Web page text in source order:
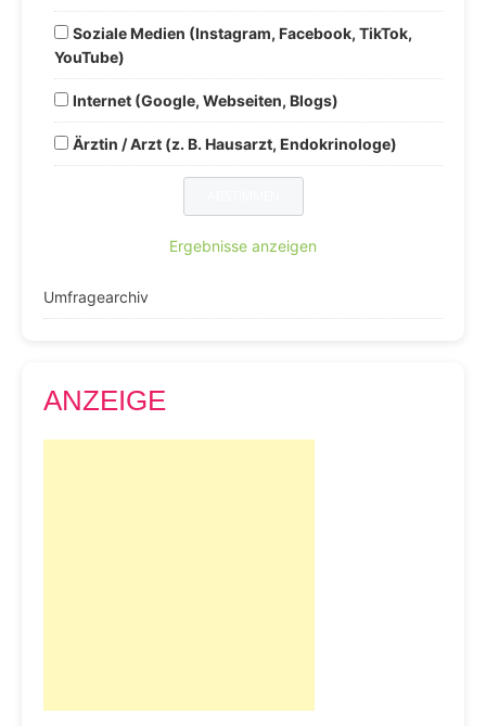
Soziale Medien (Instagram, Facebook, TikTok,
YouTube)
Internet (Google, Webseiten, Blogs)
Ärztin / Arzt (z. B. Hausarzt, Endokrinologe)
Ergebnisse anzeigen
Umfragearchiv
ANZEIGE